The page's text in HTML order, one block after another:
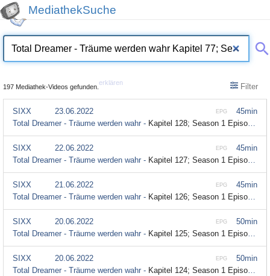
MediathekSuche
197 Mediathek-Videos gefunden.
erklären Filter
45min
EPG
SIXX
23.06.2022
Total Dreamer - Träume werden wahr - Kapitel 128; Season 1 Episode 128
45min
EPG
SIXX
22.06.2022
Total Dreamer - Träume werden wahr - Kapitel 127; Season 1 Episode 127
45min
EPG
SIXX
21.06.2022
Total Dreamer - Träume werden wahr - Kapitel 126; Season 1 Episode 126
50min
EPG
SIXX
20.06.2022
Total Dreamer - Träume werden wahr - Kapitel 125; Season 1 Episode 125
50min
EPG
SIXX
20.06.2022
Total Dreamer - Träume werden wahr - Kapitel 124; Season 1 Episode 124